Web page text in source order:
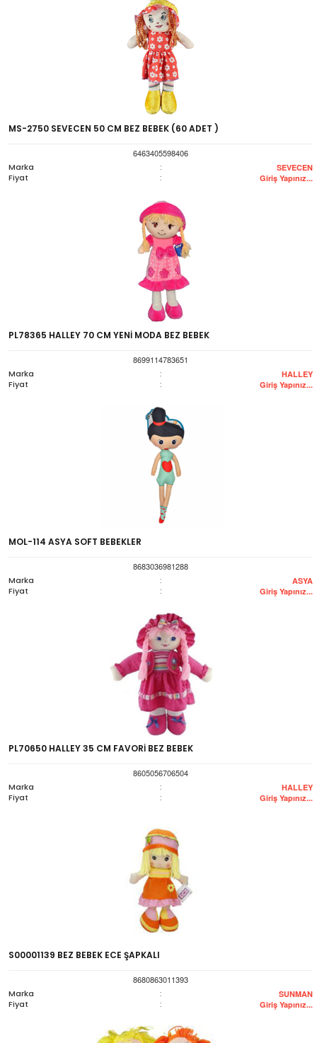
MS-2750 SEVECEN 50 CM BEZ BEBEK (60 ADET )
6463405598406
Marka
: SEVECEN
Fiyat : Giriş Yapınız...
PL78365 HALLEY 70 CM YENİ MODA BEZ BEBEK
8699114783651
Marka
: HALLEY
Fiyat : Giriş Yapınız...
MOL-114 ASYA SOFT BEBEKLER
8683036981288
Marka
: ASYA
Fiyat : Giriş Yapınız...
PL70650 HALLEY 35 CM FAVORİ BEZ BEBEK
8605056706504
Marka
: HALLEY
Fiyat : Giriş Yapınız...
S00001139 BEZ BEBEK ECE ŞAPKALI
8680863011393
Marka
: SUNMAN
Fiyat : Giriş Yapınız...